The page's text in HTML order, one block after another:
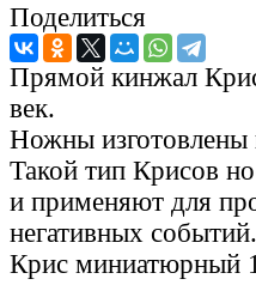
Поделиться
Прямой кинжал
век.
Ножны изготовлены
Такой тип Крисов
и применяют для
негативных событий.
Крис миниатюрный